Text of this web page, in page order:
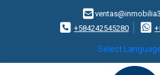
+584242545280
Select